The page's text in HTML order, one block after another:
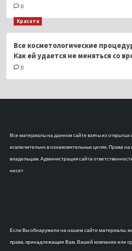
0
Красота
Все косметологические
Как ей удается не меняться со
0
Все материалы на данном сайте взяты из открытых
исключительно в ознакомительных целях. Права
владельцам. Администрация сайта
несет.
Если Вы обнаружили на нашем сайте материалы,
права, принадлежащие Вам, Вашей компании или